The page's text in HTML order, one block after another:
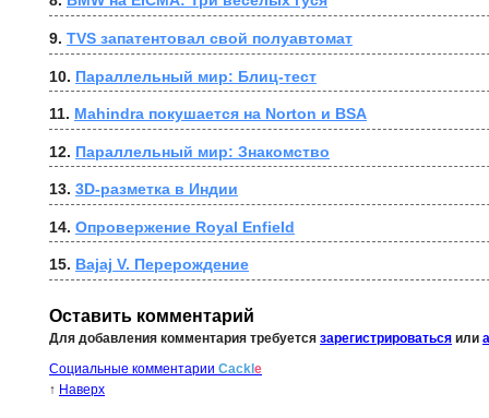
9. TVS запатентовал свой полуавтомат
10. Параллельный мир: Блиц-тест
11. Mahindra покушается на Norton и BSA
12. Параллельный мир: Знакомство
13. 3D-разметка в Индии
14. Опровержение Royal Enfield
15. Bajaj V. Перерождение
Оставить комментарий
Для добавления комментария требуется зарегистрироваться или
Социальные комментарии Cackl e
↑ Наверх